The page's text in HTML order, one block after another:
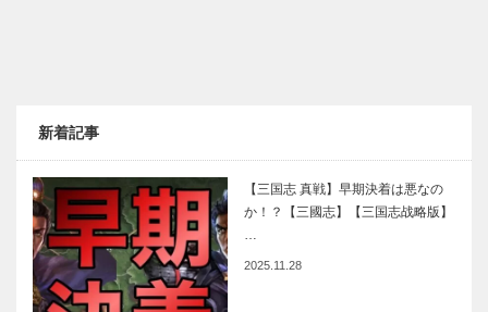
新着記事
【三国志 真戦】早期決着は悪なの
か！？【三國志】【三国志战略版】
…
2025.11.28